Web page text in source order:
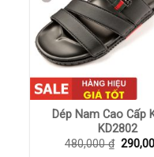
+
Dép Nam Cao Cấp
KD2802
480,000₫ Giá